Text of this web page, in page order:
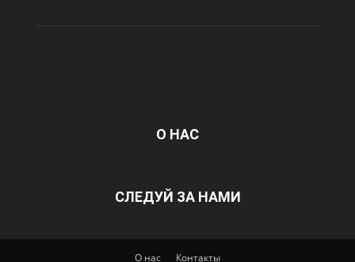
О НАС
СЛЕДУЙ ЗА НАМИ
О нас Контакты